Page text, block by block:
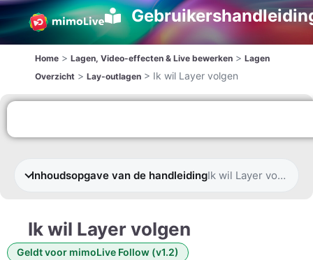
Home > Lagen, Video-effecten & Live bewerken > Lagen
Overzicht > Lay-outlagen > Ik wil Layer volgen
Inhoudsopgave van de handleidingIk wil Layer volgen
Ik wil Layer volgen
Geldt voor mimoLive Follow (v1.2)